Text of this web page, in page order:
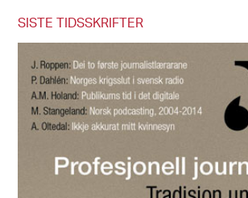
SISTE TIDSSKRIFTER